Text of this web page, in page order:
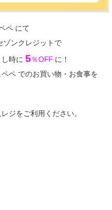
ペ にて
ゾンクレジットで
時に 5 ％OFF に！
ペ でのお買い物・お食事を
ジをご利用ください。